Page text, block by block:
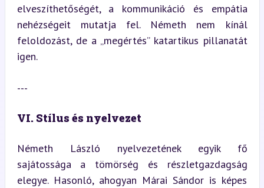
elveszíthetőségét, a kommunikáció és empátia
nehézségeit mutatja fel. Németh nem kínál
feloldozást, de a „megértés” katartikus pillanatát
igen.
---
VI. Stílus és nyelvezet
Németh László nyelvezetének egyik fő
sajátossága a tömörség és részletgazdagság
elegye. Hasonló, ahogyan Márai Sándor is képes